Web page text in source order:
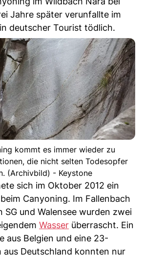
Jahre später verunfallte im
deutscher Tourist tödlich.
kommt es immer wieder zu
die nicht selten Todesopfer
(Archivbild) - Keystone
sich im Oktober 2012 ein
Canyoning. Im Fallenbach
SG und Walensee wurden zwei
Wasser überrascht. Ein
aus Belgien und eine 23-
aus Deutschland konnten nur